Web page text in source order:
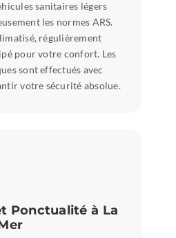
sanitaires légers
les normes ARS.
régulièrement
pour votre confort. Les
sont effectués avec
votre sécurité absolue.
Ponctualité à La